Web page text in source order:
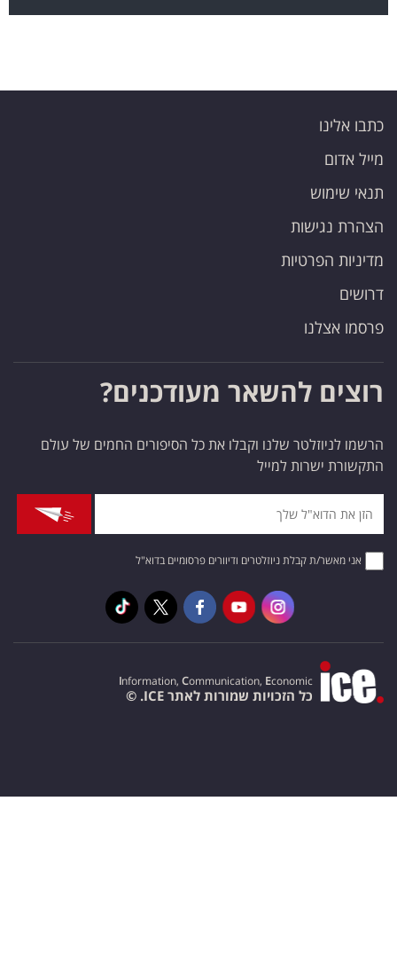
כתבו אלינו
מייל אדום
תנאי שימוש
הצהרת נגישות
מדיניות הפרטיות
דרושים
פרסמו אצלנו
רוצים להשאר מעודכנים?
הרשמו לניוזלטר שלנו וקבלו את כל הסיפורים החמים של עולם
התקשורת ישרות למייל
אני מאשר/ת קבלת ניוזלטרים ודיוורים פרסומיים בדוא"ל
Information, Communication, Economic
כל הזכויות שמורות לאתר ICE. ©